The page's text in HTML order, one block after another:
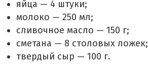
яйца — 4 штуки;
молоко — 250 мл;
сливочное масло — 150 г;
сметана — 8 столовых ложек;
твердый сыр — 100 г.